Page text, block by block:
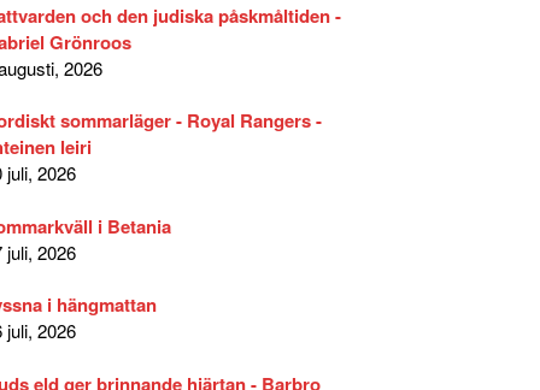
och den judiska påskmåltiden -
Grönroos
2026
sommarläger - Royal Rangers -
leiri
juli, 2026
i Betania
juli, 2026
i hängmattan
juli, 2026
eld ger brinnande hjärtan - Barbro